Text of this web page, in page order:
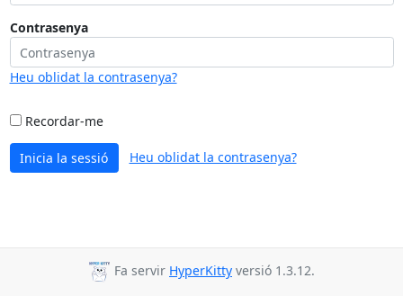
Contrasenya
Heu oblidat la contrasenya?
Recordar-me
Inicia la sessió Heu oblidat la contrasenya?
Fa servir HyperKitty versió 1.3.12.